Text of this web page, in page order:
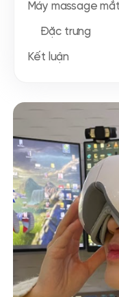
Máy massage
Đặc trưng
Kết luận